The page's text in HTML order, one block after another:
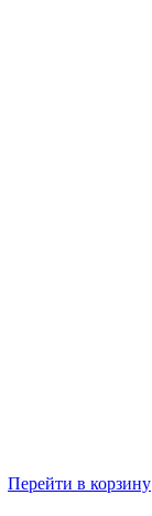
Перейти в корзину